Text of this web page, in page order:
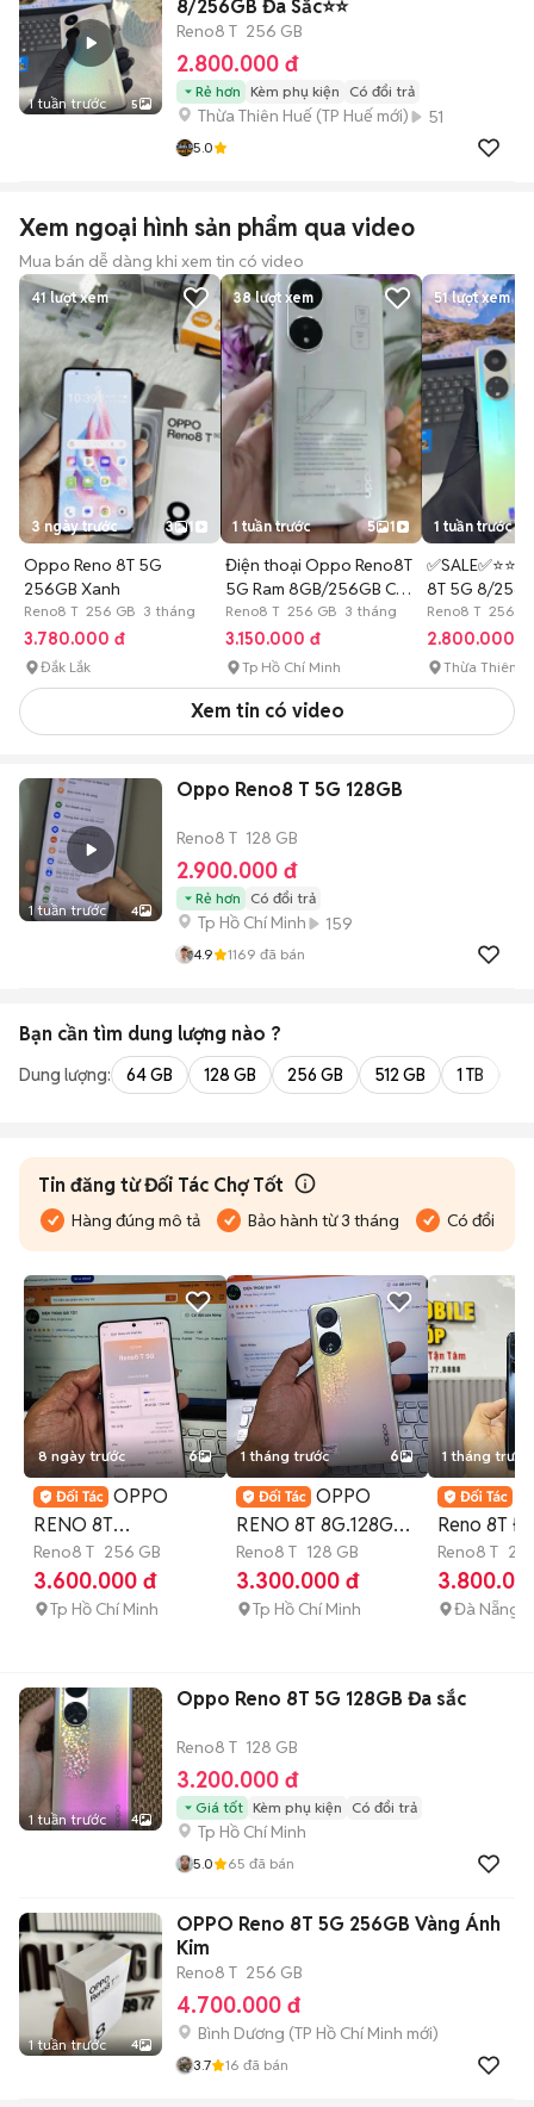
1 tuần trước 5
8/256GB Đa Sắc⭐️⭐️
Reno8 T 256 GB
2.800.000 đ
Rẻ hơn Kèm phụ kiện Có đổi trả
Thừa Thiên Huế (TP Huế mới) 51
5.0
Xem ngoại hình sản phẩm qua video
Mua bán dễ dàng khi xem tin có video
41lượt xem
3 ngày trước 3 1
Oppo Reno 8T 5G
256GB Xanh
Reno8 T 256 GB 3 tháng
3.780.000 đ
Đắk Lắk
38lượt xem
1 tuần trước 5 1
Điện thoại Oppo Reno8T
5G Ram 8GB/256GB CÓ
NFC
Reno8 T 256 GB 3 tháng
3.150.000 đ
Tp Hồ Chí Minh
51lượt xem
1 tuần trước
8T 5G 8/
Sắc⭐️⭐️
Reno8 T 256
2.800.000 đ
Thừa Thiên
Xem tin có video
1 tuần trước 4
Oppo Reno8 T 5G 128GB
Reno8 T 128 GB
2.900.000 đ
Rẻ hơn Có đổi trả
Tp Hồ Chí Minh 159
4.9 1169 đã bán
Bạn cần tìm dung lượng nào ?
Dung lượng: 64 GB 128 GB 256 GB 512 GB 1 TB
Tin đăng từ Đối Tác Chợ Tốt
Hàng đúng mô tả Bảo hành từ 3 tháng Có đổi trả
8 ngày trước 6
OPPO
RENO 8T
8GB.256GB SNAP
695G PIN 4800 ZIN
ĐẸP
Reno8 T 256 GB
3.600.000 đ
Tp Hồ Chí Minh
1 tháng trước 6
OPPO
RENO 8T 8G.128GB
PIN 4800 SNAP 695
5G ZIN ĐẸP
Reno8 T 128 GB
3.300.000 đ
Tp Hồ Chí Minh
1 tháng trước
Reno 8T
Reno8 T
tháng
Đà Nẵng
1 tuần trước 4
Oppo Reno 8T 5G 128GB Đa sắc
Reno8 T 128 GB
3.200.000 đ
Giá tốt Kèm phụ kiện Có đổi trả
Tp Hồ Chí Minh
5.0 65 đã bán
1 tuần trước 4
OPPO Reno 8T 5G 256GB Vàng Ánh
Kim
Reno8 T 256 GB
4.700.000 đ
Bình Dương (TP Hồ Chí Minh mới)
3.7 16 đã bán